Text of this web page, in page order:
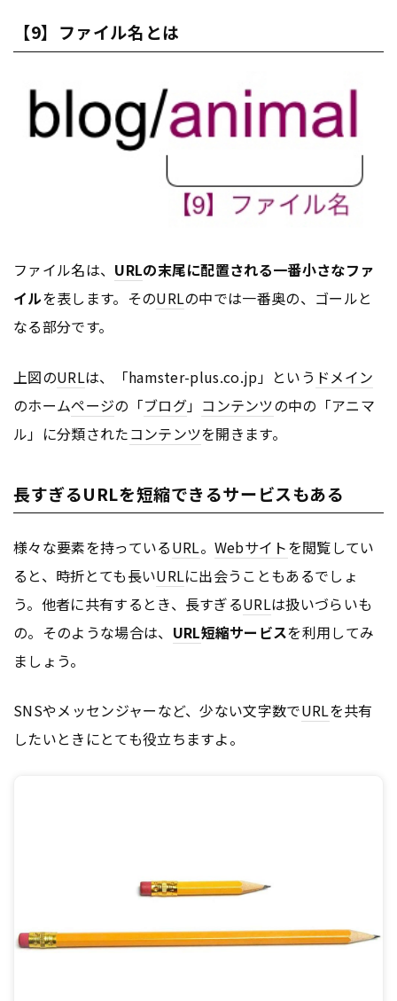
【9】ファイル名とは
ファイル名は、 URLの末尾に配置される一番小さなファ
イルを表します。そのURLの中では一番奥の、ゴールと
なる部分です。
上図のURLは、「hamster-plus.co.jp」という ドメイン
のホームページの「ブログ」 コンテンツの中の「アニマ
ル」に分類されたコンテンツを開きます。
長すぎるURLを短縮できるサービスもある
様々な要素を持っているURL。 Webサイトを閲覧してい
ると、時折とても長いURLに出会うこともあるでしょ
う。他者に共有するとき、長すぎるURLは扱いづらいも
の。そのような場合は、 URL短縮サービスを利用してみ
ましょう。
SNSやメッセンジャーなど、少ない文字数でURLを共有
したいときにとても役立ちますよ。